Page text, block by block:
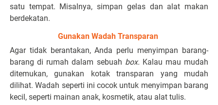
satu tempat. Misalnya, simpan gelas dan alat makan
berdekatan.
Gunakan Wadah Transparan
Agar tidak berantakan, Anda perlu menyimpan barang-
barang di rumah dalam sebuah box. Kalau mau mudah
ditemukan, gunakan kotak transparan yang mudah
dilihat. Wadah seperti ini cocok untuk menyimpan barang
kecil, seperti mainan anak, kosmetik, atau alat tulis.